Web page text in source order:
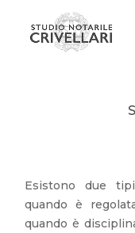
Esistono due
quando è
quando è